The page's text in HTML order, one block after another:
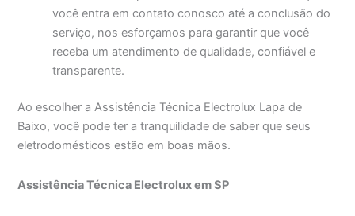
você entra em contato conosco até a conclusão do
serviço, nos esforçamos para garantir que você
receba um atendimento de qualidade, confiável e
transparente.
Ao escolher a Assistência Técnica Electrolux Lapa de
Baixo, você pode ter a tranquilidade de saber que seus
eletrodomésticos estão em boas mãos.
Assistência Técnica Electrolux em SP